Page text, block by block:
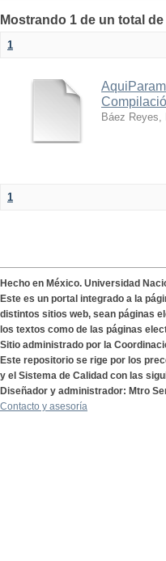
Mostrando 1 de un total
1
Báez Reyes,
1
Hecho en México. Universidad
Este es un portal integrado a la
distintos sitios web, sean páginas
los textos como de las páginas
Sitio administrado por la
Este repositorio se rige por los
y el Sistema de Calidad con las
Diseñador y administrador: Mtro
Contacto y asesoría